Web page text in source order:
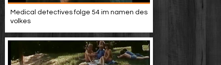
Medical detectives folge 54 im namen des
volkes